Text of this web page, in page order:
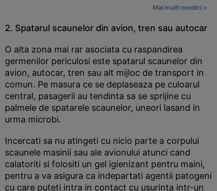
Mai multi medici >
2. Spatarul scaunelor din avion, tren sau autocar
O alta zona mai rar asociata cu raspandirea
germenilor periculosi este spatarul scaunelor din
avion, autocar, tren sau alt mijloc de transport in
comun. Pe masura ce se deplaseaza pe culoarul
central, pasagerii au tendinta sa se sprijine cu
palmele de spatarele scaunelor, uneori lasand in
urma microbi.
Incercati sa nu atingeti cu nicio parte a corpului
scaunele masinii sau ale avionului atunci cand
calatoriti si folositi un gel igienizant pentru maini,
pentru a va asigura ca indepartati agentii patogeni
cu care puteti intra in contact cu usurinta intr-un